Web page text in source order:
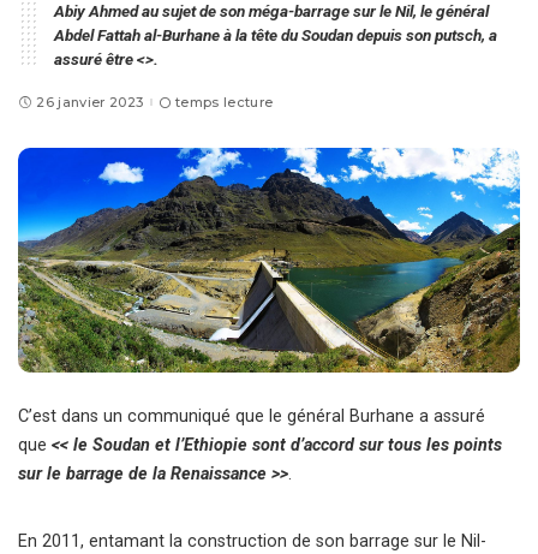
Abiy Ahmed au sujet de son méga-barrage sur le Nil, le général
Abdel Fattah al-Burhane à la tête du Soudan depuis son putsch, a
assuré être <>.
26 janvier 2023 temps lecture
C’est dans un communiqué que le général Burhane a assuré
que << le Soudan et l’Ethiopie sont d’accord sur tous les points
sur le barrage de la Renaissance >>.
En 2011, entamant la construction de son barrage sur le Nil-